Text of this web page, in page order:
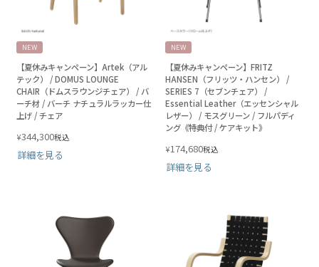
NEW
【夏休みキャンペーン】Artek（アル
テック） / DOMUS LOUNGE
CHAIR（ドムスラウンジチェア） / バ
ーチ材 / バーチ ナチュラルラッカー仕
上げ / チェア
¥344,300税込
詳細を見る
NEW
【夏休みキャンペーン】FRITZ
HANSEN（フリッツ・ハンセン） /
SERIES 7（セブンチェア） /
Essential Leather（エッセンシャル
レザー） / モスグリーン / フルパディ
ング《特典付 / ケアキット》
¥174,680税込
詳細を見る